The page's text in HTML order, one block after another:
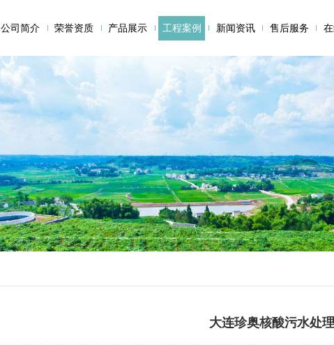
公司简介 荣誉资质 产品展示 工程案例 新闻资讯 售后服务
大连珍奥核酸污水处理